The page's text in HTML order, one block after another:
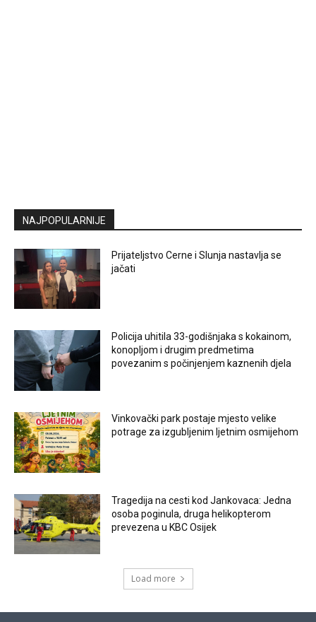
NAJPOPULARNIJE
Prijateljstvo Cerne i Slunja nastavlja se
jačati
Policija uhitila 33-godišnjaka s kokainom,
konopljom i drugim predmetima
povezanim s počinjenjem kaznenih djela
Vinkovački park postaje mjesto velike
potrage za izgubljenim ljetnim osmijehom
Tragedija na cesti kod Jankovaca: Jedna
osoba poginula, druga helikopterom
prevezena u KBC Osijek
Load more